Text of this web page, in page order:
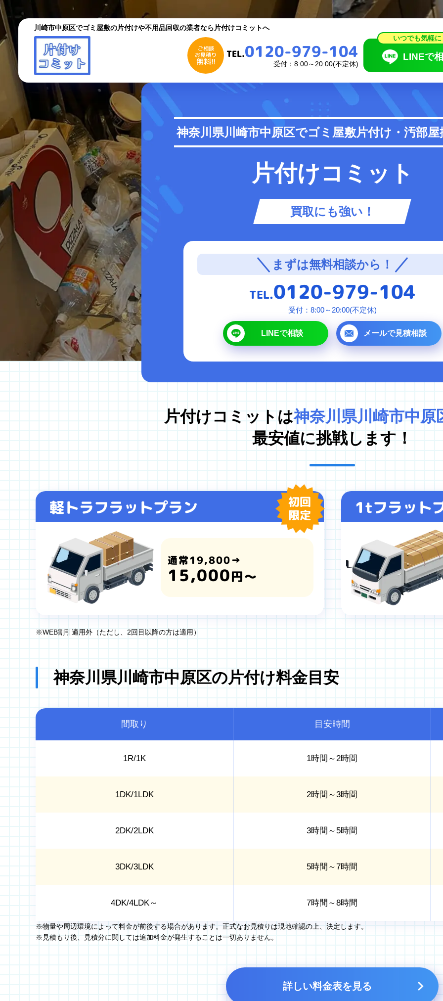
川崎市中原区でゴミ屋敷の片付けや不用品回収の業者なら片付けコミットへ
ご相談
お見積り
無料!!
TEL.0120-979-104
受付：8:00～20:00(不定休)
いつでも気軽に
LINEで
ご相談
お見積り
無料!!
TEL. 0120-979-104
受付：8:00～20:00(不定休)
いつでも気軽に
LINEで相
初めての方へ ご依頼の流れ 料金表
採用情報
お役立ちコラム
サービス案内
ゴミ屋敷片付け
汚部屋掃除
不用品回収
生前整理・遺品整理
ハウスクリーニング
買取
東京都
千葉県
埼玉県
神奈川県
茨城県
神奈川県川崎市中原区でゴミ屋敷片付け・汚部
片付けコミット
買取にも強い！
まずは無料相談から！
TEL.0120-979-104
受付：8:00～20:00(不定休)
LINEで相談 メールで見積相談
片付けコミットは神奈川県川崎市中原
最安値に挑戦します！
軽トラフラットプラン
初回
限定
通常19,800→
15,000円～
1tフラット
※WEB割引適用外（ただし、2回目以降の方は適用）
神奈川県川崎市中原区の片付け料金目安
間取り 目安時間
1R/1K 1時間～2時間
1DK/1LDK 2時間～3時間
2DK/2LDK 3時間～5時間
3DK/3LDK 5時間～7時間
4DK/4LDK～ 7時間～8時間
※物量や周辺環境によって料金が前後する場合があります。正式なお見積りは現地確認の上、決定します。
※見積もり後、見積分に関しては追加料金が発生することは一切ありません。
詳しい料金表を見る